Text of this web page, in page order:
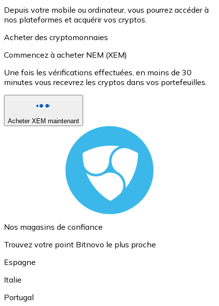
Depuis votre mobile ou ordinateur, vous pourrez accéder à
nos plateformes et acquérir vos cryptos.
Acheter des cryptomonnaies
Commencez à acheter NEM (XEM)
Une fois les vérifications effectuées, en moins de 30
minutes vous recevrez les cryptos dans vos portefeuilles.
Acheter XEM maintenant
Nos magasins de confiance
Trouvez votre point Bitnovo le plus proche
Espagne
Italie
Portugal